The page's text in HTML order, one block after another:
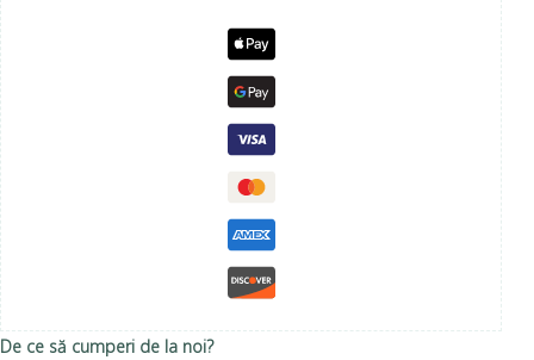
De ce să cumperi de la noi?